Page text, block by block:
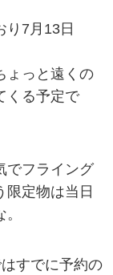
り7月13日
ょっと遠くの
くる予定で
でフライング
限定物は当日
すでに予約の